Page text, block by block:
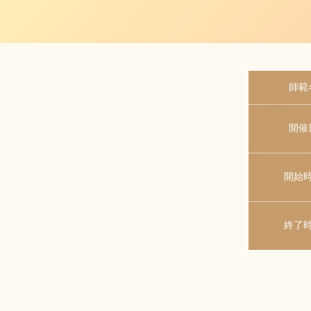
師範
開催
開始
終了